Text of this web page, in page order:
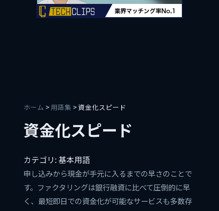
ホーム >用語集 > 資金化スピード
資金化スピード
カテゴリ: 基本用語
申し込みから現金が手元に入るまでの早さのことで
す。ファクタリングは銀行融資に比べて圧倒的に早
く、最短即日での資金化が可能なサービスも多数存